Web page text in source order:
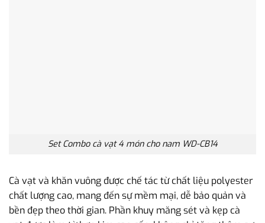
Set Combo cà vạt 4 món cho nam WD-CB14
Cà vạt và khăn vuông được chế tác từ chất liệu polyester
chất lượng cao, mang đến sự mềm mại, dễ bảo quản và
bền đẹp theo thời gian. Phần khuy măng sét và kẹp cà